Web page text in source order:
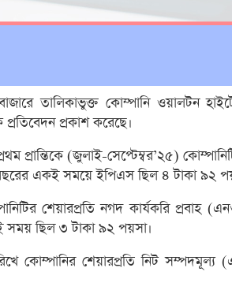
তালিকাভুক্ত কোম্পানি ওয়ালটন
প্রতিবেদন প্রকাশ করেছে।
প্রান্তিকে (জুলাই-সেপ্টেম্বর’২৫)
একই সময়ে ইপিএস ছিল ৪ টাকা ৯২
শেয়ারপ্রতি নগদ কার্যকরি প্রবাহ
ছিল ৩ টাকা ৯২ পয়সা।
কোম্পানির শেয়ারপ্রতি নিট